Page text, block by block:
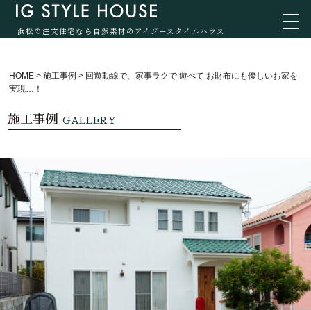
浜松の注文住宅なら自然素材のアイジースタイルハウス
HOME >施工事例 > 回遊動線で、家事ラクで 遊べて お財布にも優しいお家を
実現…！
施工事例 GALLERY